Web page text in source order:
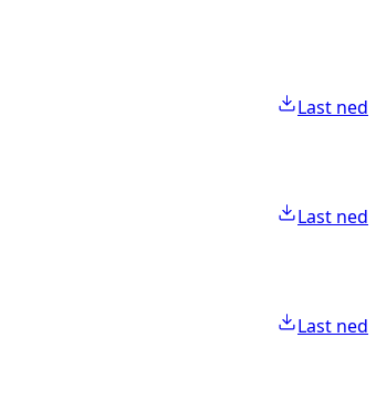
Last ned
Last ned
Last ned